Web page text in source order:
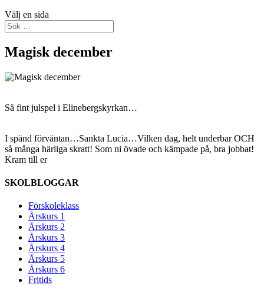
Välj en sida
Magisk december
Så fint julspel i Elinebergskyrkan…
I spänd förväntan…Sankta Lucia…Vilken dag, helt underbar OCH
så många härliga skratt! Som ni övade och kämpade på, bra jobbat!
Kram till er
SKOLBLOGGAR
Förskoleklass
Årskurs 1
Årskurs 2
Årskurs 3
Årskurs 4
Årskurs 5
Årskurs 6
Fritids